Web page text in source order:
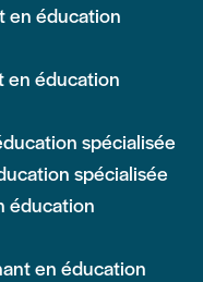
en éducation
en éducation
spécialisée
spécialisée
éducation
en éducation